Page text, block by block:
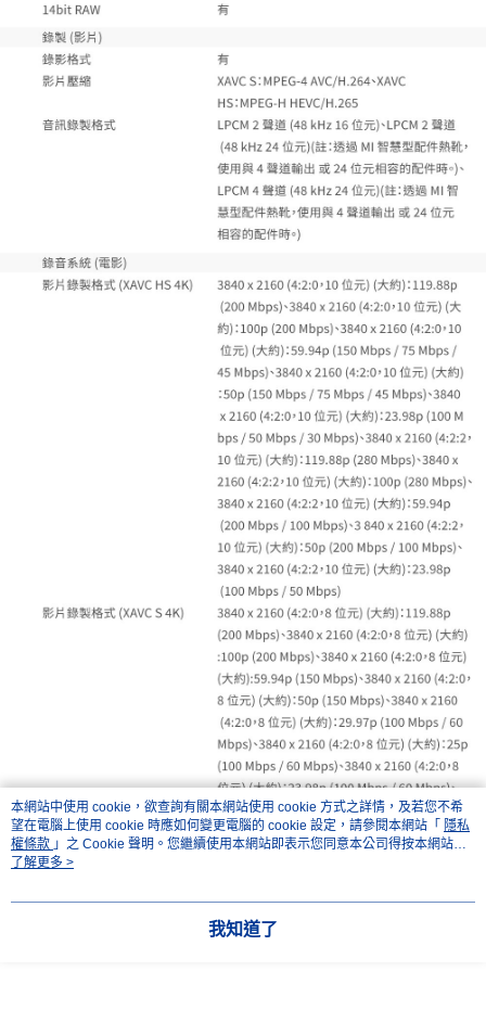
本網站中使用 cookie，欲查詢有關本網站使用 cookie 方式之詳情，及若您不希
望在電腦上使用 cookie 時應如何變更電腦的 cookie 設定，請參閱本網站「 隱私
權條款 」之 Cookie 聲明。您繼續使用本網站即表示您同意本公司得按本網站使
用條款之 Cookie 聲明使用 cookie。
了解更多 >
我知道了